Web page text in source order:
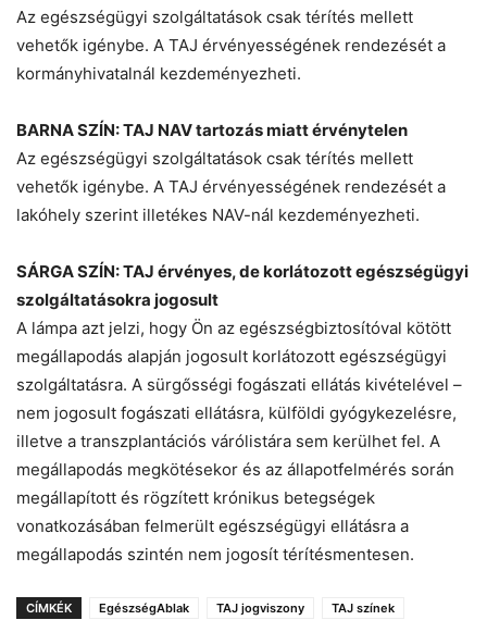
Az egészségügyi szolgáltatások csak térítés mellett
vehetők igénybe. A TAJ érvényességének rendezését a
kormányhivatalnál kezdeményezheti.
BARNA SZÍN: TAJ NAV tartozás miatt érvénytelen
Az egészségügyi szolgáltatások csak térítés mellett
vehetők igénybe. A TAJ érvényességének rendezését a
lakóhely szerint illetékes NAV-nál kezdeményezheti.
SÁRGA SZÍN: TAJ érvényes, de korlátozott egészségügyi
szolgáltatásokra jogosult
A lámpa azt jelzi, hogy Ön az egészségbiztosítóval kötött
megállapodás alapján jogosult korlátozott egészségügyi
szolgáltatásra. A sürgősségi fogászati ellátás kivételével –
nem jogosult fogászati ellátásra, külföldi gyógykezelésre,
illetve a transzplantációs várólistára sem kerülhet fel. A
megállapodás megkötésekor és az állapotfelmérés során
megállapított és rögzített krónikus betegségek
vonatkozásában felmerült egészségügyi ellátásra a
megállapodás szintén nem jogosít térítésmentesen.
CÍMKÉK EgészségAblak TAJ jogviszony
TAJ színek